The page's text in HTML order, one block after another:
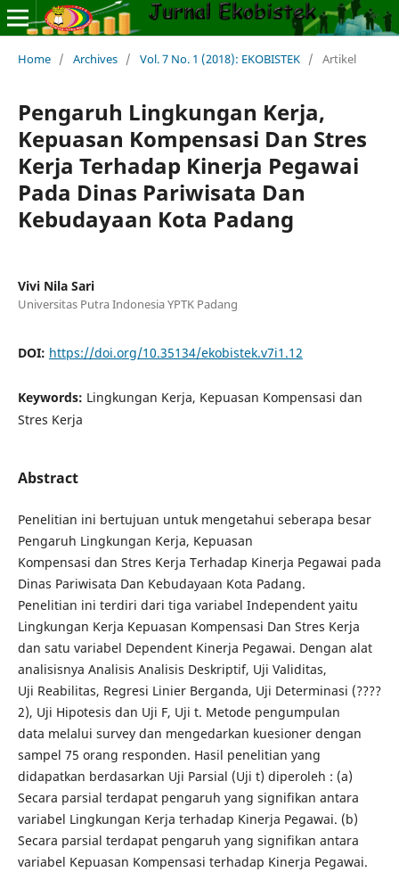
Home / Archives / Vol. 7 No. 1 (2018): EKOBISTEK / Artikel
Pengaruh Lingkungan Kerja,
Kepuasan Kompensasi Dan Stres
Kerja Terhadap Kinerja Pegawai
Pada Dinas Pariwisata Dan
Kebudayaan Kota Padang
Vivi Nila Sari
Universitas Putra Indonesia YPTK Padang
DOI: https://doi.org/10.35134/ekobistek.v7i1.12
Keywords: Lingkungan Kerja, Kepuasan Kompensasi dan
Stres Kerja
Abstract
Penelitian ini bertujuan untuk mengetahui seberapa besar
Pengaruh Lingkungan Kerja, Kepuasan
Kompensasi dan Stres Kerja Terhadap Kinerja Pegawai pada
Dinas Pariwisata Dan Kebudayaan Kota Padang.
Penelitian ini terdiri dari tiga variabel Independent yaitu
Lingkungan Kerja Kepuasan Kompensasi Dan Stres Kerja
dan satu variabel Dependent Kinerja Pegawai. Dengan alat
analisisnya Analisis Analisis Deskriptif, Uji Validitas,
Uji Reabilitas, Regresi Linier Berganda, Uji Determinasi (????
2), Uji Hipotesis dan Uji F, Uji t. Metode pengumpulan
data melalui survey dan mengedarkan kuesioner dengan
sampel 75 orang responden. Hasil penelitian yang
didapatkan berdasarkan Uji Parsial (Uji t) diperoleh : (a)
Secara parsial terdapat pengaruh yang signifikan antara
variabel Lingkungan Kerja terhadap Kinerja Pegawai. (b)
Secara parsial terdapat pengaruh yang signifikan antara
variabel Kepuasan Kompensasi terhadap Kinerja Pegawai.